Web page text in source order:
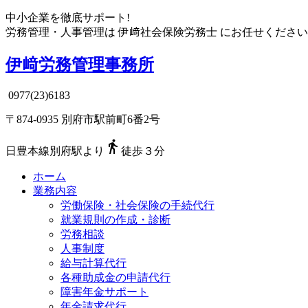
中小企業を徹底サポート!
労務管理・人事管理は伊﨑社会保険労務士 にお任せくださ
伊﨑労務管理事務所
0977(23)6183
〒874-0935 別府市駅前町6番2号
日豊本線別府駅より  徒歩３分
ホーム
業務内容
労働保険・社会保険の手続代行
就業規則の作成・診断
労務相談
人事制度
給与計算代行
各種助成金の申請代行
障害年金サポート